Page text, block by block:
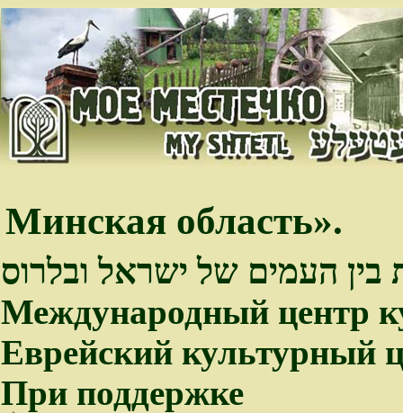
Минская область».
בין העמים של ישראל ובלרוס
Международный центр
Еврейский культурный
При поддержке